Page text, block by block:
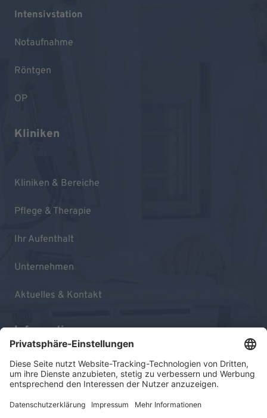
Intensivstation
Notaufnahme
Röntgen
OP
Kliniken
Kliniken & Bereiche
Pflege & Therapie
Ihr Aufenthalt
Unternehmen
Aktuelles & Kontakt
Informationen
Impressum
Datenschutz